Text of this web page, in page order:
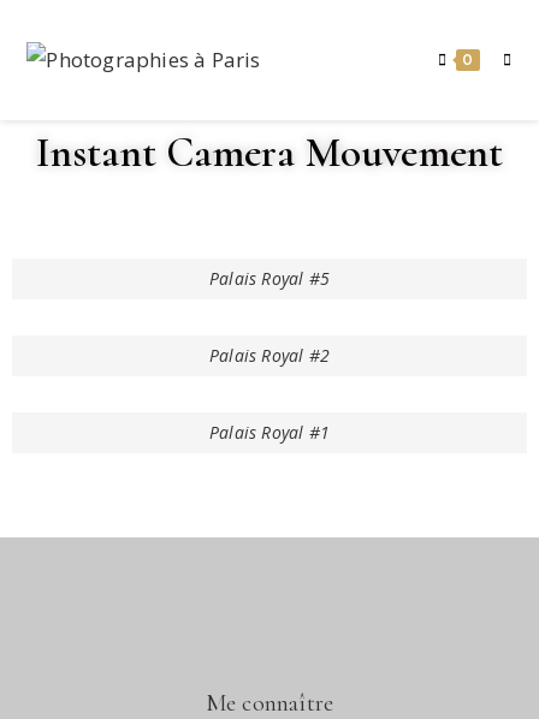
0
Instant Camera Mouvement
Palais Royal #5
Palais Royal #2
Palais Royal #1
Me connaître